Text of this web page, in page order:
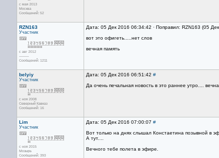
с мая 2013
Москва
Сообщений: 52
RZN163
Участник
с авг 2012
----------
Сообщений: 1211
Дата: 05 Дек 2016 06:34:42 · Поправил: RZN163 (05
вот это офигеть.....нет слов
вечная память
belyiy
Участник
с ноя 2008
Северный Кавказ
Сообщений: 16
Дата: 05 Дек 2016 06:51:42 #
Да очень печальная новость в это раннее утро....
Lim
Участник
с ноя 2015
Мозырь
Сообщений: 393
Дата: 05 Дек 2016 07:00:07 #
Вот только на днях слышал Констаетина позывной в
А тут....
Вечного тебе полета в эфире.